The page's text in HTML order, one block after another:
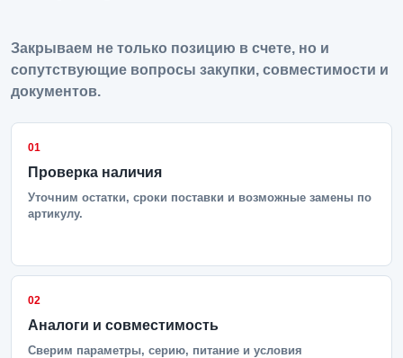
Закрываем не только позицию в счете, но и
сопутствующие вопросы закупки, совместимости и
документов.
01
Проверка наличия
Уточним остатки, сроки поставки и возможные замены по
артикулу.
02
Аналоги и совместимость
Сверим параметры, серию, питание и условия